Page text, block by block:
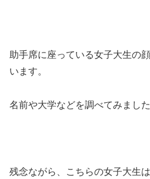
助手席に座っている女子大生の
います。
名前や大学などを調べてみました
残念ながら、こちらの女子大生